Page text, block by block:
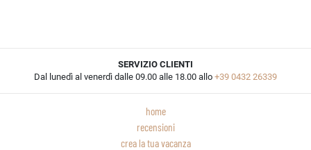
SERVIZIO CLIENTI
Dal lunedì al venerdì dalle 09.00 alle 18.00 allo +39 0432 26339
home
recensioni
crea la tua vacanza